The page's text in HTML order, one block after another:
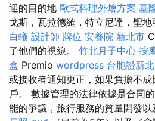
迎的目的地 歐式料理外燴方案 基
戈斯，瓦拉德羅，特立尼達，聖
白蟻 設計師 牌位 安養院 新北市
了他們的視線。 竹北月子中心 按
盒 Premio wordpress 台胞證新北
或接收者通知更正，如果負擔不
戶。 數據管理的法律依據是合同
能的爭議，旅行服務的質量開發以